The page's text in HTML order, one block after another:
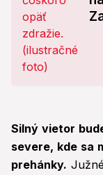
Silný vietor
severe, kde sa
prehánky.